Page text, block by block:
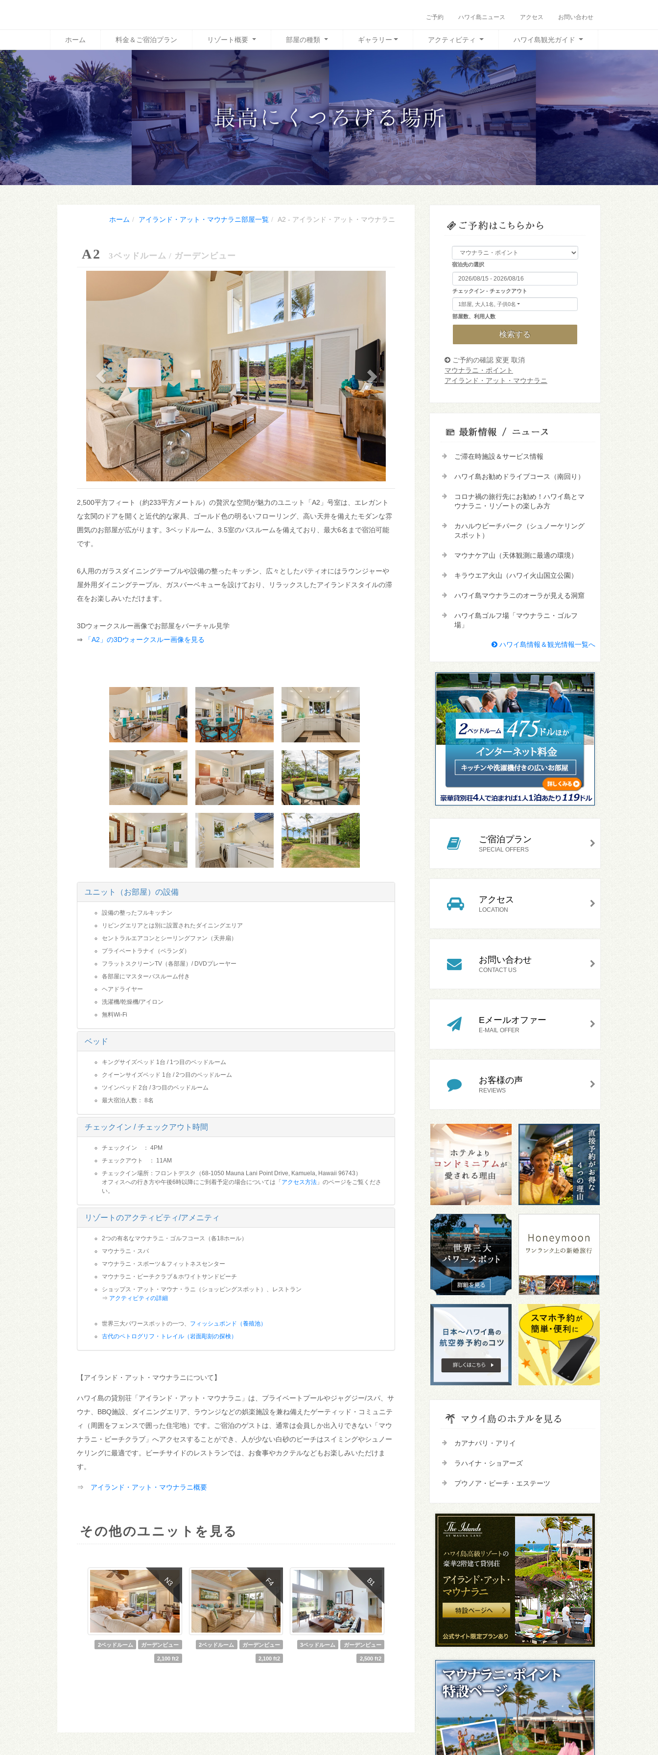
ご予約 ハワイ島ニュース アクセス お問い合わせ
ホーム 料金＆ご宿泊プラン リゾート概要 部屋の種類 ギャラリー アクティビティ ハワイ島観光ガイド
ホーム アイランド・アット・マウナラニ部屋一覧 A2 - アイランド・アット・マウナラニ
A2 3ベッドルーム / ガーデンビュー
2,500平方フィート（約233平方メートル）の贅沢な空間が魅力のユニット「A2」号室は、エレガント
な玄関のドアを開くと近代的な家具、ゴールド色の明るいフローリング、高い天井を備えたモダンな雰
囲気のお部屋が広がります。3ベッドルーム、3.5室のバスルームを備えており、最大6名まで宿泊可能
です。
6人用のガラスダイニングテーブルや設備の整ったキッチン、広々としたパティオにはラウンジャーや
屋外用ダイニングテーブル、ガスバーベキューを設けており、リラックスしたアイランドスタイルの滞
在をお楽しみいただけます。
3Dウォークスルー画像でお部屋をバーチャル見学
⇒
「A2」の3Dウォークスルー画像を見る
ユニット（お部屋）の設備
設備の整ったフルキッチン
リビングエリアとは別に設置されたダイニングエリア
セントラルエアコンとシーリングファン（天井扇）
プライベートラナイ（ベランダ）
フラットスクリーンTV（各部屋）/ DVDプレーヤー
各部屋にマスターバスルーム付き
ヘアドライヤー
洗濯機/乾燥機/アイロン
無料Wi-Fi
ベッド
キングサイズベッド 1台 / 1つ目のベッドルーム
クイーンサイズベッド 1台 / 2つ目のベッドルーム
ツインベッド 2台 / 3つ目のベッドルーム
最大宿泊人数： 8名
チェックイン / チェックアウト時間
チェックイン ： 4PM
チェックアウト ： 11AM
チェックイン場所：フロントデスク（68-1050 Mauna Lani Point Drive, Kamuela, Hawaii 96743）
オフィスへの行き方や午後6時以降にご到着予定の場合については「 アクセス方法 」のページをご覧くださ
い。
リゾートのアクティビティ/アメニティ
2つの有名なマウナラニ・ゴルフコース（各18ホール）
マウナラニ・スパ
マウナラニ・スポーツ＆フィットネスセンター
マウナラニ・ビーチクラブ＆ホワイトサンドビーチ
ショップス・アット・マウナ・ラニ（ショッピングスポット）、レストラン
⇒ アクティビティの詳細
世界三大パワースポットの一つ、 フィッシュポンド（養殖池）
古代のペトログリフ・トレイル（岩面彫刻の探検）
【アイランド・アット・マウナラニについて】
ハワイ島の貸別荘「アイランド・アット・マウナラニ」は、プライベートプールやジャグジー/スパ、サ
ウナ、BBQ施設、ダイニングエリア、ラウンジなどの娯楽施設を兼ね備えたゲーティッド・コミュニテ
ィ（周囲をフェンスで囲った住宅地）です。ご宿泊のゲストは、通常は会員しか出入りできない「マウ
ナラニ・ビーチクラブ」へアクセスすることができ、人が少ない白砂のビーチはスイミングやシュノー
ケリングに最適です。ビーチサイドのレストランでは、お食事やカクテルなどもお楽しみいただけま
す。
⇒ アイランド・アット・マウナラニ概要
その他のユニットを見る
N3
2ベッドルーム ガーデンビュー
2,100 ft2
F4
2ベッドルーム ガーデンビュー
2,100 ft2
B1
3ベッドルーム ガーデンビュー
2,500 ft2
宿泊先の選択
チェックイン - チェックアウト
1部屋, 大人1名, 子供0名
部屋数、利用人数
検索する
ご予約の確認 変更 取消
マウナラニ・ポイント
アイランド・アット・マウナラニ
ご滞在時施設＆サービス情報
ハワイ島お勧めドライブコース（南回り）
コロナ禍の旅行先にお勧め！ハワイ島とマ
ウナラニ・リゾートの楽しみ方
カハルウビーチパーク（シュノーケリング
スポット）
マウナケア山（天体観測に最適の環境）
キラウエア火山（ハワイ火山国立公園）
ハワイ島マウナラニのオーラが見える洞窟
ハワイ島ゴルフ場「マウナラニ・ゴルフ
場」
ハワイ島情報＆観光情報一覧へ
ご宿泊プラン
SPECIAL OFFERS
アクセス
LOCATION
お問い合わせ
CONTACT US
Eメールオファー
E-MAIL OFFER
お客様の声
REVIEWS
カアナパリ・アリイ
ラハイナ・ショアーズ
プウノア・ビーチ・エステーツ